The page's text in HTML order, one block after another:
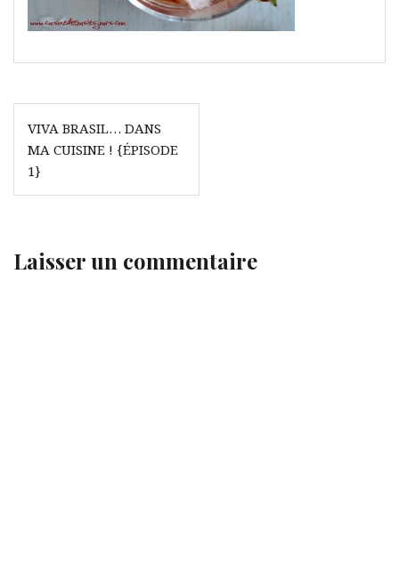
Navigation
de
l’article
VIVA BRASIL… DANS
MA CUISINE ! {ÉPISODE
1}
Laisser un commentaire